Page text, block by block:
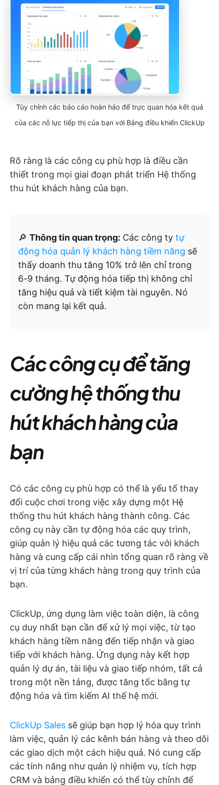
Tùy chỉnh các báo cáo hoàn hảo để trực quan hóa kết quả
của các nỗ lực tiếp thị của bạn với Bảng điều khiển ClickUp
Rõ ràng là các công cụ phù hợp là điều cần
thiết trong mọi giai đoạn phát triển Hệ thống
thu hút khách hàng của bạn.
🔎 Thông tin quan trọng: Các công ty tự
động hóa quản lý khách hàng tiềm năng sẽ
thấy doanh thu tăng 10% trở lên chỉ trong
6-9 tháng. Tự động hóa tiếp thị không chỉ
tăng hiệu quả và tiết kiệm tài nguyên. Nó
còn mang lại kết quả.
Các công cụ để tăng
cường hệ thống thu
hút khách hàng của
bạn
Có các công cụ phù hợp có thể là yếu tố thay
đổi cuộc chơi trong việc xây dựng một Hệ
thống thu hút khách hàng thành công. Các
công cụ này cần tự động hóa các quy trình,
giúp quản lý hiệu quả các tương tác với khách
hàng và cung cấp cái nhìn tổng quan rõ ràng về
vị trí của từng khách hàng trong quy trình của
bạn.
ClickUp, ứng dụng làm việc toàn diện, là công
cụ duy nhất bạn cần để xử lý mọi việc, từ tạo
khách hàng tiềm năng đến tiếp nhận và giao
tiếp với khách hàng. Ứng dụng này kết hợp
quản lý dự án, tài liệu và giao tiếp nhóm, tất cả
trong một nền tảng, được tăng tốc bằng tự
động hóa và tìm kiếm AI thế hệ mới.
ClickUp Sales sẽ giúp bạn hợp lý hóa quy trình
làm việc, quản lý các kênh bán hàng và theo dõi
các giao dịch một cách hiệu quả. Nó cung cấp
các tính năng như quản lý nhiệm vụ, tích hợp
CRM và bảng điều khiển có thể tùy chỉnh để